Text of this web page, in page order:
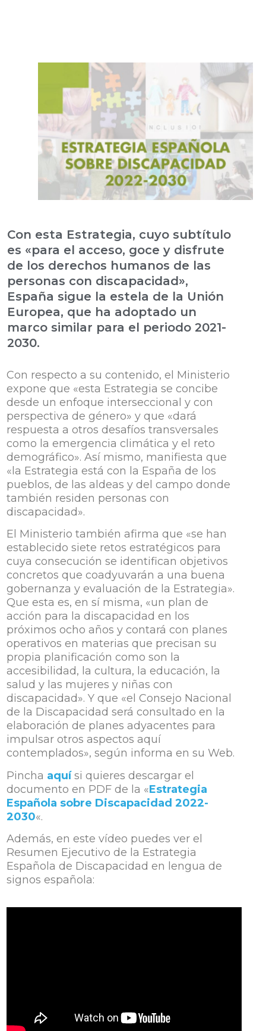
Con esta Estrategia, cuyo subtítulo
es «para el acceso, goce y disfrute
de los derechos humanos de las
personas con discapacidad»,
España sigue la estela de la Unión
Europea, que ha adoptado un
marco similar para el periodo 2021-
2030.
Con respecto a su contenido, el Ministerio
expone que «esta Estrategia se concibe
desde un enfoque interseccional y con
perspectiva de género» y que «dará
respuesta a otros desafíos transversales
como la emergencia climática y el reto
demográfico». Así mismo, manifiesta que
«la Estrategia está con la España de los
pueblos, de las aldeas y del campo donde
también residen personas con
discapacidad».
El Ministerio también afirma que «se han
establecido siete retos estratégicos para
cuya consecución se identifican objetivos
concretos que coadyuvarán a una buena
gobernanza y evaluación de la Estrategia».
Que esta es, en sí misma, «un plan de
acción para la discapacidad en los
próximos ocho años y contará con planes
operativos en materias que precisan su
propia planificación como son la
accesibilidad, la cultura, la educación, la
salud y las mujeres y niñas con
discapacidad». Y que «el Consejo Nacional
de la Discapacidad será consultado en la
elaboración de planes adyacentes para
impulsar otros aspectos aquí
contemplados», según informa en su Web.
Pincha aquísi quieres descargar el
documento en PDF de la «Estrategia
Española sobre Discapacidad 2022-
2030«.
Además, en este vídeo puedes ver el
Resumen Ejecutivo de la Estrategia
Española de Discapacidad en lengua de
signos española: